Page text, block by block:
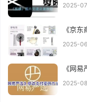
2025-
《京
2025-
《网
2025-